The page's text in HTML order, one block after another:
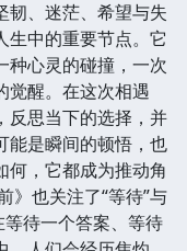
韧、迷茫、希望与失
生中的重要节点。它
种心灵的碰撞，一次
觉醒。在这次相遇
反思当下的选择，并
能是瞬间的顿悟，也
何，它都成为推动角
》也关注了“等待”与
等待一个答案、等待